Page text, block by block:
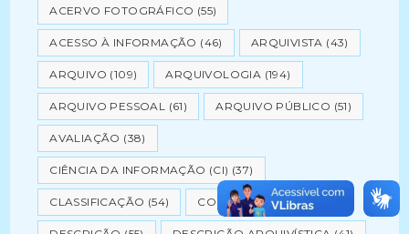
ACERVO FOTOGRÁFICO (55)
ACESSO À INFORMAÇÃO (46) ARQUIVISTA (43)
ARQUIVO (109) ARQUIVOLOGIA (194)
ARQUIVO PESSOAL (61) ARQUIVO PÚBLICO (51)
AVALIAÇÃO (38)
CIÊNCIA DA INFORMAÇÃO (CI) (37)
CLASSIFICAÇÃO (54) CONSERVAÇÃO(82)